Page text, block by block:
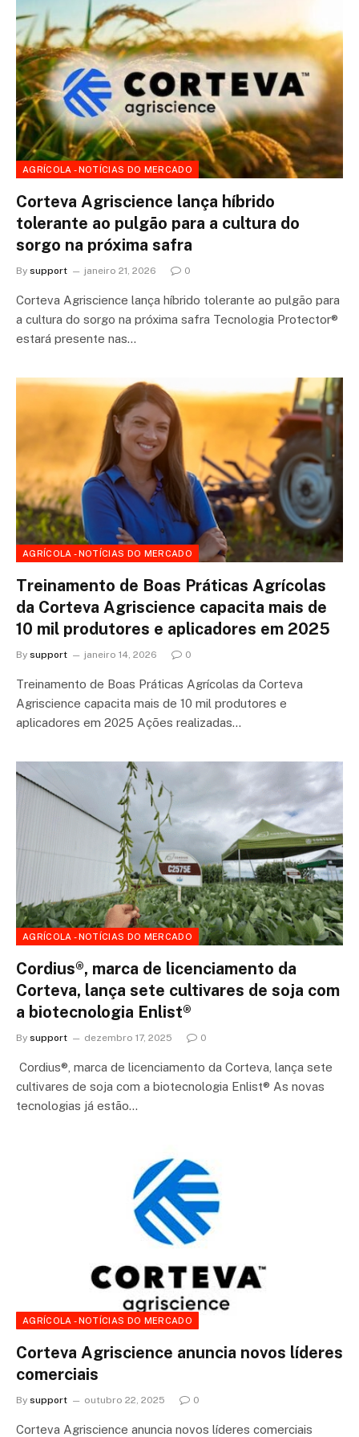
AGRÍCOLA - NOTÍCIAS DO MERCADO
Corteva Agriscience lança híbrido
tolerante ao pulgão para a cultura do
sorgo na próxima safra
By support janeiro 21, 2026 0
Corteva Agriscience lança híbrido tolerante ao pulgão para
a cultura do sorgo na próxima safra Tecnologia Protector®
estará presente nas…
AGRÍCOLA - NOTÍCIAS DO MERCADO
Treinamento de Boas Práticas Agrícolas
da Corteva Agriscience capacita mais de
10 mil produtores e aplicadores em 2025
By support janeiro 14, 2026 0
Treinamento de Boas Práticas Agrícolas da Corteva
Agriscience capacita mais de 10 mil produtores e
aplicadores em 2025 Ações realizadas…
AGRÍCOLA - NOTÍCIAS DO MERCADO
Cordius®, marca de licenciamento da
Corteva, lança sete cultivares de soja com
a biotecnologia Enlist®
By support dezembro 17, 2025 0
Cordius®, marca de licenciamento da Corteva, lança sete
cultivares de soja com a biotecnologia Enlist® As novas
tecnologias já estão…
AGRÍCOLA - NOTÍCIAS DO MERCADO
Corteva Agriscience anuncia novos líderes
comerciais
By support outubro 22, 2025 0
Corteva Agriscience anuncia novos líderes comerciais